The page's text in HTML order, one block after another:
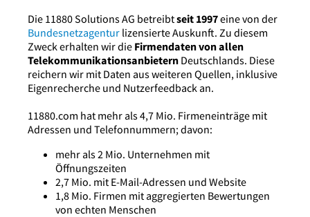
Die 11880 Solutions AG betreibtseit 1997eine von der
Bundesnetzagentur lizensierte Auskunft. Zu diesem
Zweck erhalten wir die Firmendaten von allen
Telekommunikationsanbietern Deutschlands. Diese
reichern wir mit Daten aus weiteren Quellen, inklusive
Eigenrecherche und Nutzerfeedback an.
11880.com hat mehr als 4,7 Mio. Firmeneinträge mit
Adressen und Telefonnummern; davon:
mehr als 2 Mio. Unternehmen mit
Öffnungszeiten
2,7 Mio. mit E-Mail-Adressen und Website
1,8 Mio. Firmen mit aggregierten Bewertungen
von echten Menschen